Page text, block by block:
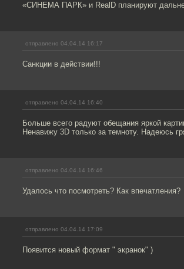
«СИНЕМА ПАРК» и RealD планируют
отправлено 04.04.14 16:17
Санкции в действии!!!
отправлено 04.04.14 16:40
Больше всего радуют обещания яркой
Ненавижу 3D только за темноту. Надеюсь
отправлено 04.04.14 16:46
Удалось что посмотреть? Как впечатления?
отправлено 04.04.14 17:09
Появится новый формат " экранок" )